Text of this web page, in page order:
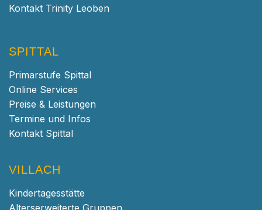
Kontakt Trinity Leoben
SPITTAL
Primarstufe Spittal
Online Services
Preise & Leistungen
Termine und Infos
Kontakt Spittal
VILLACH
Kindertagesstätte
Alterserweiterte Gruppen